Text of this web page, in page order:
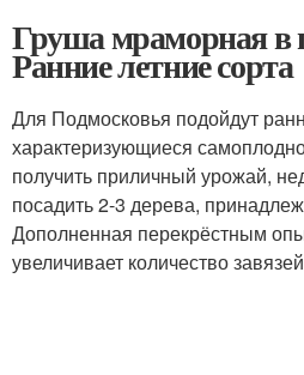
Груша мраморная в
Ранние летние сорта
Для Подмосковья подойдут
характеризующиеся
получить приличный урожай,
посадить 2-3 дерева,
Дополненная перекрёстным
увеличивает количество